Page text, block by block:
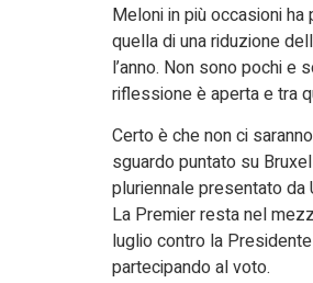
Meloni in più occasioni ha
quella di una riduzione
l’anno. Non sono pochi e
riflessione è aperta e tra
Certo è che non ci
sguardo puntato su
pluriennale presentato
La Premier resta nel
luglio contro la
partecipando al voto.